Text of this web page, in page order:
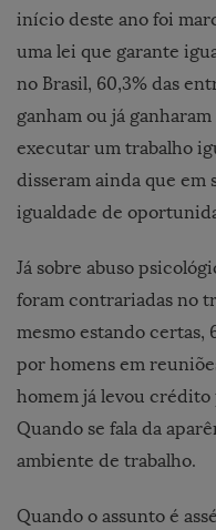
início deste ano foi
uma lei que garante
no Brasil, 60,3% das
ganham ou já
executar um trabalho
disseram ainda que em
igualdade de
Já sobre abuso
foram contrariadas no
mesmo estando certas,
por homens em
homem já levou crédito
Quando se fala da
ambiente de trabalho.
Quando o assunto é